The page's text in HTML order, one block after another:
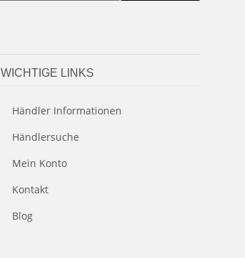
WICHTIGE LINKS
Händler Informationen
Händlersuche
Mein Konto
Kontakt
Blog